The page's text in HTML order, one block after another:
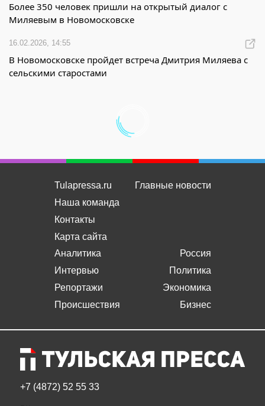
Более 350 человек пришли на открытый диалог с
Миляевым в Новомосковске
16.02.2026, 14:55
В Новомосковске пройдет встреча Дмитрия Миляева с
сельскими старостами
Tulapressa.ru
Наша команда
Контакты
Карта сайта
Главные новости
Аналитика
Интервью
Репортажи
Происшествия
Россия
Политика
Экономика
Бизнес
+7 (4872) 52 55 33